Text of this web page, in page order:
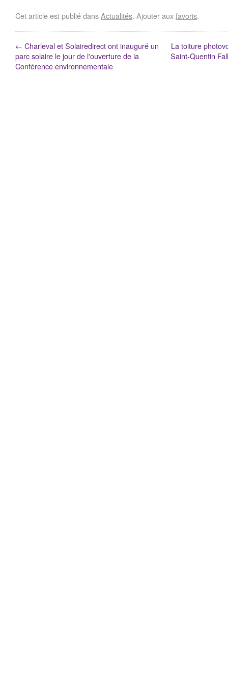
Cet article est publié dansActualités. Ajouter auxfavoris.
← Charleval et Solairedirect ont inauguré un
parc solaire le jour de l'ouverture de la
Conférence environnementale
La toiture
Saint-Quentin